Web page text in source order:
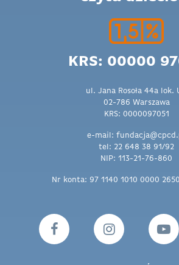
KRS: 00000
ul. Jana Rosoła 44a lok.
02-786 Warszawa
KRS: 0000097051
e-mail:
tel: 22 648 38 91/92
NIP: 113-21-76-860
Nr konta: 97 1140 1010 0000